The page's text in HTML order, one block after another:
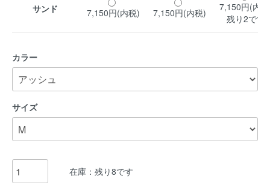
サンド 7,150円(内税) 7,150円(内税)
7,150円(内
残り2です
カラー
サイズ
在庫：残り8です